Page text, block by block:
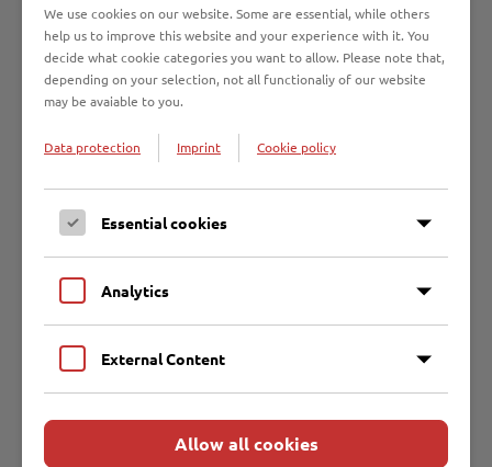
Unterstützen mich die
Entsorgungsbetriebe Lübeck mich bei der
Umsetzung der
Gewerbeabfallverordnung?
Kontakt Abfallberatung
Entsorgungsbetriebe Lübeck
Malmöstraße 22
Alexander Bauer:
0451 70760 705
0451 70760 701
We use cookies on our website. Some are essential, while others
help us to improve this website and your experience with it. You
decide what cookie categories you want to allow. Please note that,
depending on your selection, not all functionaliy of our website
may be avaiable to you.
Data protection Imprint Cookie policy
Essential cookies
Analytics
External Content
Allow all cookies